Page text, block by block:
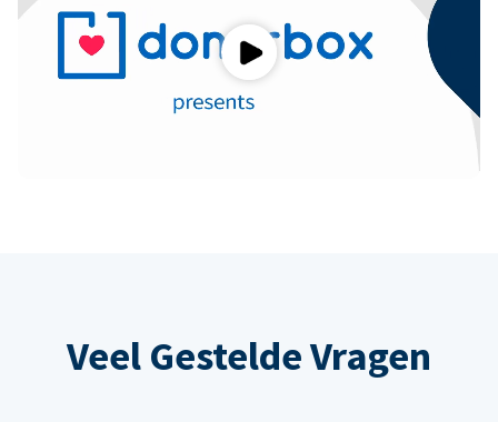
Play
Veel Gestelde Vragen